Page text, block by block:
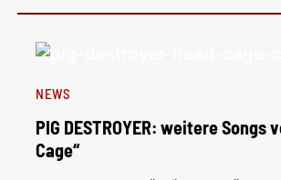
NEWS
PIG DESTROYER: weitere Songs
Cage“